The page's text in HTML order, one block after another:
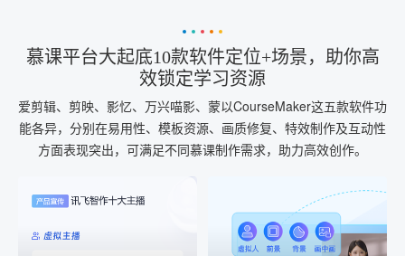
慕课平台大起底10款软件定位+场景，助你高
效锁定学习资源
爱剪辑、剪映、影忆、万兴喵影、蒙以CourseMaker这五款软件功
能各异，分别在易用性、模板资源、画质修复、特效制作及互动性
方面表现突出，可满足不同慕课制作需求，助力高效创作。
AI配音
AI+音频